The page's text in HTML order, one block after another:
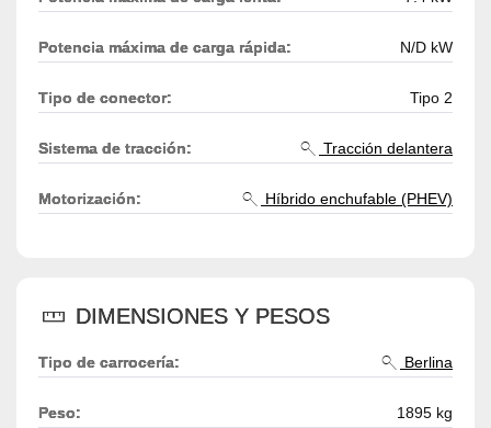
Potencia máxima de carga rápida: N/D kW
Tipo de conector: Tipo 2
Sistema de tracción: Tracción delantera
Motorización: Híbrido enchufable (PHEV)
DIMENSIONES Y PESOS
Tipo de carrocería: Berlina
Peso: 1895 kg